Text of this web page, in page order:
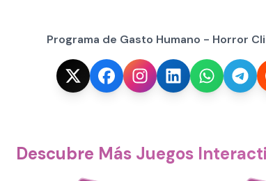
Programa de Gasto Humano - Horror
Descubre Más Juegos